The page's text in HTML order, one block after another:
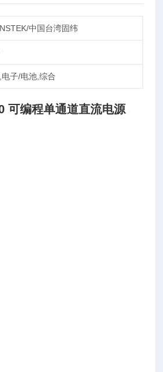
中国台湾固纬
子/电池,综合
可编程单通道直流电源